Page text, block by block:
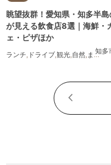
眺望抜群！愛知県・知多半島
が見える飲食店8選｜海鮮・
ェ・ピザほか
ランチ ドライブ 観光 自然 まちネタ